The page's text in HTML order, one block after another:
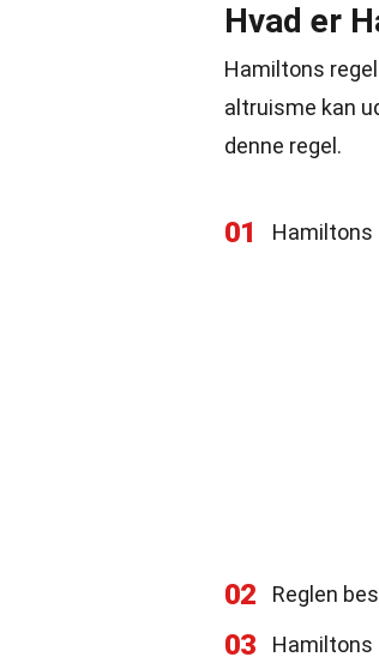
Hvad er
Hamiltons
altruisme kan
denne regel.
01 Hamiltons
02 Reglen
03 Hamiltons